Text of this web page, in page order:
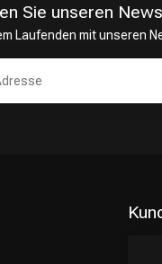
Sie unseren
Laufenden mit unseren